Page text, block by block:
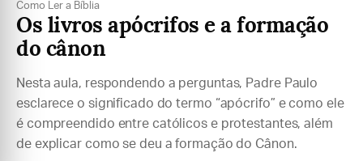
Como Ler a Bíblia
Os livros apócrifos e a formação
do cânon
Nesta aula, respondendo a perguntas, Padre Paulo
esclarece o significado do termo “apócrifo” e como ele
é compreendido entre católicos e protestantes, além
de explicar como se deu a formação do Cânon.